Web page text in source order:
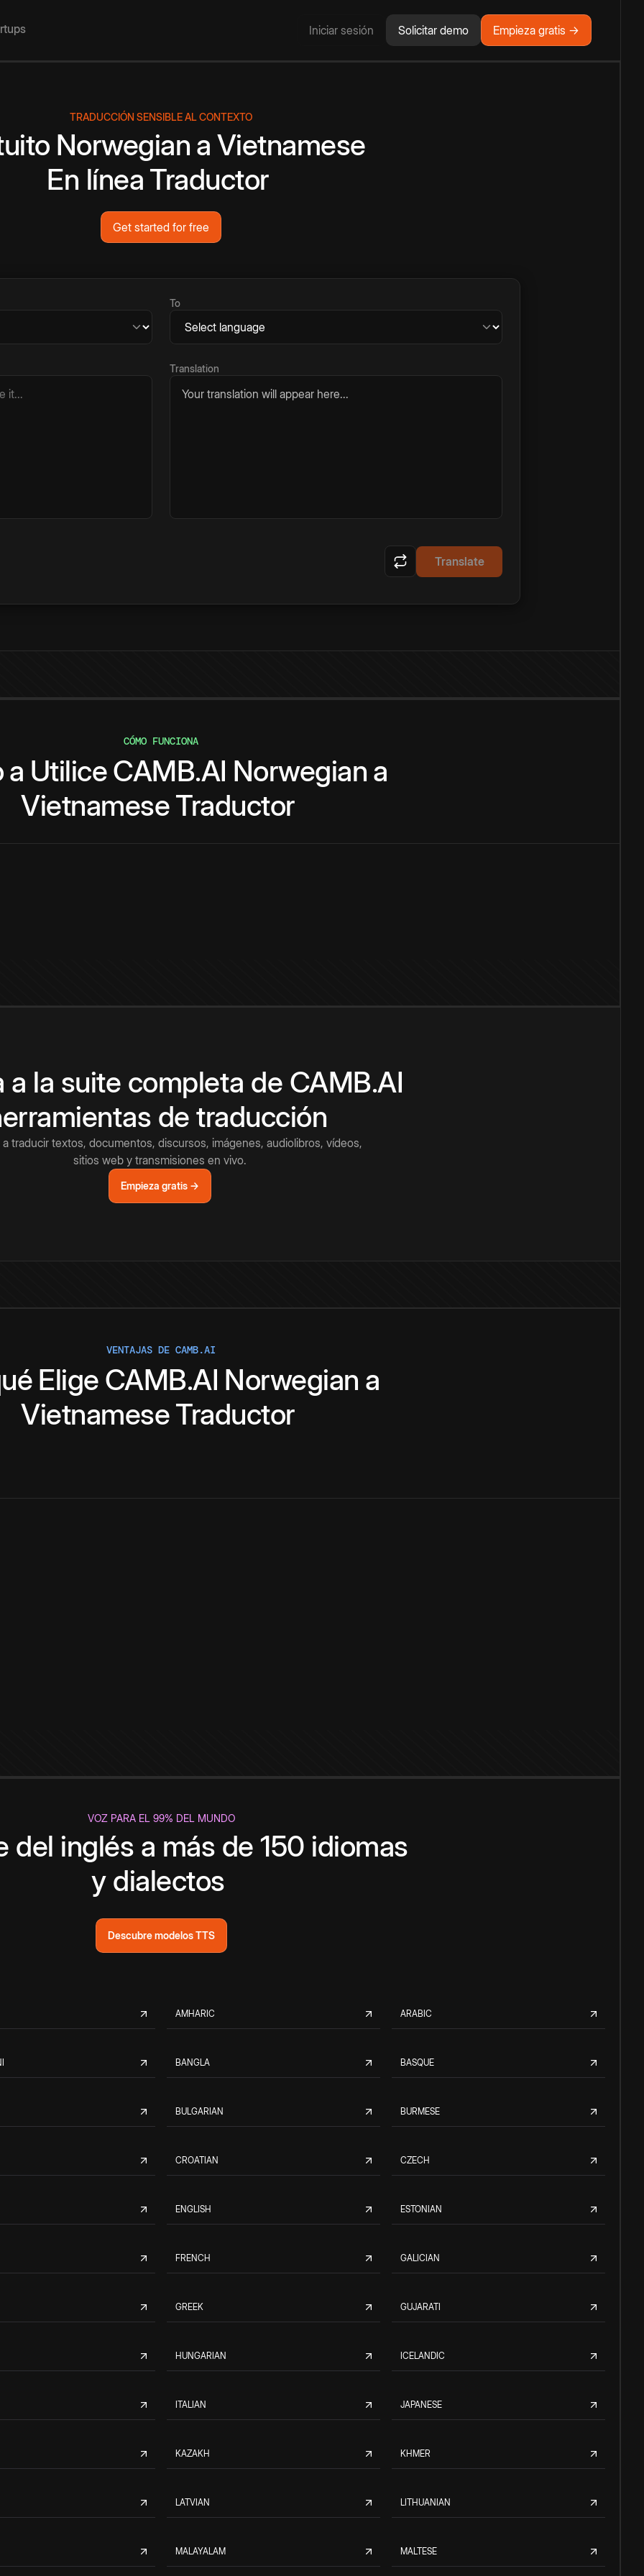
Iniciar sesión Solicitar demo Empieza gratis →
TRADUCCIÓN SENSIBLE AL CONTEXTO
Norwegian a Vietnamese
En línea Traductor
Get started for free
To
Translation
Your translation will appear here...
Translate
CÓMO FUNCIONA
a UtiliceCAMB.AI Norwegian a
VietnameseTraductor
a la suite completa de CAMB.AI
de traducción
a traducir textos, documentos, discursos, imágenes, audiolibros, vídeos,
sitios web y transmisiones en vivo.
Empieza gratis →
VENTAJAS DE CAMB.AI
Elige CAMB.AI Norwegian a
VietnameseTraductor
VOZ PARA EL 99% DEL MUNDO
del inglés a más de 150 idiomas
y dialectos
Descubre modelos TTS
AMHARIC ARABIC
BANGLA BASQUE
BULGARIAN BURMESE
CROATIAN CZECH
ENGLISH ESTONIAN
FRENCH GALICIAN
GREEK GUJARATI
HUNGARIAN ICELANDIC
ITALIAN JAPANESE
KAZAKH KHMER
LATVIAN LITHUANIAN
MALAYALAM MALTESE